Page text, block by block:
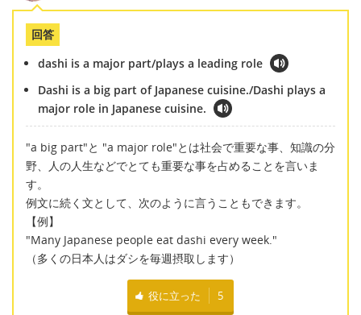
回答
dashi is a major part/plays a leading role
Dashi is a big part of Japanese cuisine./Dashi plays a
major role in Japanese cuisine.
"a big part"と "a major role"とは社会で重要な事、知識の分
野、人の人生などでとても重要な事を占めることを言いま
す。
例文に続く文として、次のように言うこともできます。
【例】
"Many Japanese people eat dashi every week."
（多くの日本人はダシを毎週摂取します）
役に立った 5